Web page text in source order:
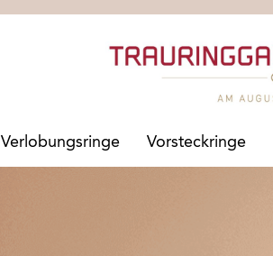
Verlobungsringe Vorsteckringe